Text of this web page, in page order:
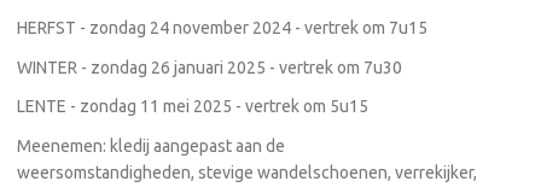
HERFST - zondag 24 november 2024 - vertrek om 7u15
WINTER - zondag 26 januari 2025 - vertrek om 7u30
LENTE - zondag 11 mei 2025 - vertrek om 5u15
Meenemen: kledij aangepast aan de
weersomstandigheden, stevige wandelschoenen, verrekijker,